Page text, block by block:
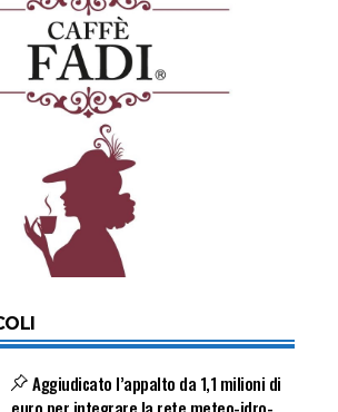
Aggiudicato l’appalto da 1,1 milioni di